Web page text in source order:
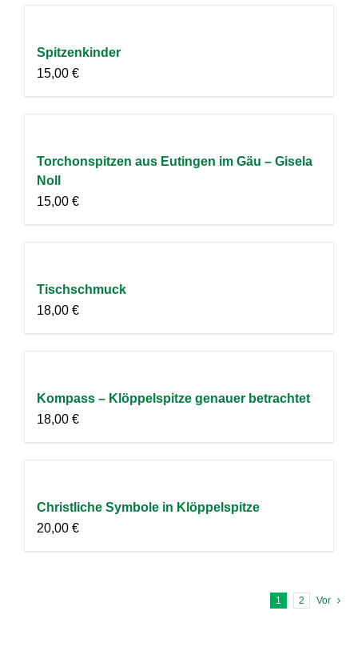
Spitzenkinder
15,00 €
Torchonspitzen aus Eutingen im Gäu – Gisela
Noll
15,00 €
Tischschmuck
18,00 €
Kompass – Klöppelspitze genauer betrachtet
18,00 €
Christliche Symbole in Klöppelspitze
20,00 €
1 2 Vor